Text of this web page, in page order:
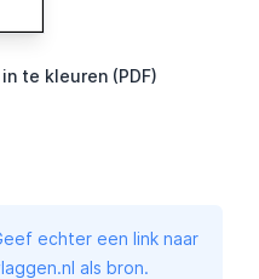
te kleuren (PDF)
echter een link naar
als bron.